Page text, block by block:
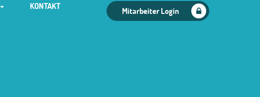
KONTAKT Mitarbeiter Login